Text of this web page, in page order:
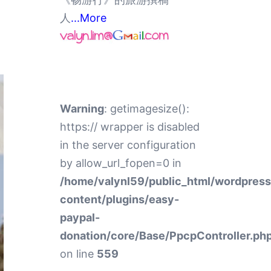
人 ...More
Warning: getimagesize():
https:// wrapper is disabled
in the server configuration
by allow_url_fopen=0 in
/home/valynl59/public_html/
content/plugins/easy-
paypal-
donation/core/Base/
on line 559